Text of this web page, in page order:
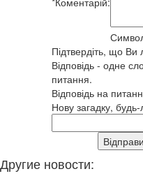
Підтвердіть, що
Відповідь - одне
питання.
Відповідь на
Нову загадку, будь-
Другие новости: